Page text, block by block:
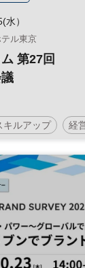
）
ル東京
第27回
キルアップ 経
経営者会議 企